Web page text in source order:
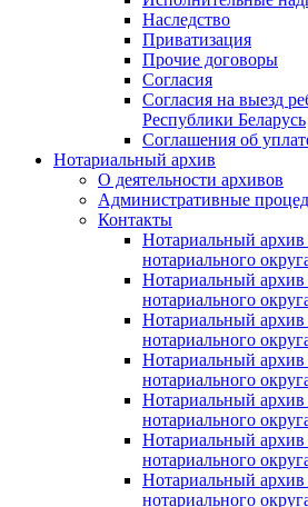
Наследство
Приватизация
Прочие договоры
Согласия
Согласия на выезд
Республики Беларусь
Соглашения об
Нотариальный архив
О деятельности архивов
Административные
Контакты
Нотариальный архив
нотариального
Нотариальный архив
нотариального
Нотариальный архив
нотариального
Нотариальный архив
нотариального
Нотариальный
нотариального
Нотариальный
нотариального
Нотариальный
нотариального